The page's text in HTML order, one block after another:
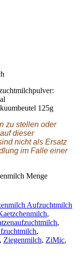
125g
zu stellen oder
dieser
nicht als Ersatz
im Falle einer
Menge
Aufzuchtmilch
,
,
,
, Ziegenmilch, ZiMic,